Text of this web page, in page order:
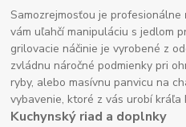
Samozrejmosťou je profesionálne
vám uľahčí manipuláciu s jedlom
grilovacie náčinie je vyrobené z
zvládnu náročné podmienky pri
ryby, alebo masívnu panvicu na
vybavenie, ktoré z vás urobí kráľa
Kuchynský riad a doplnky